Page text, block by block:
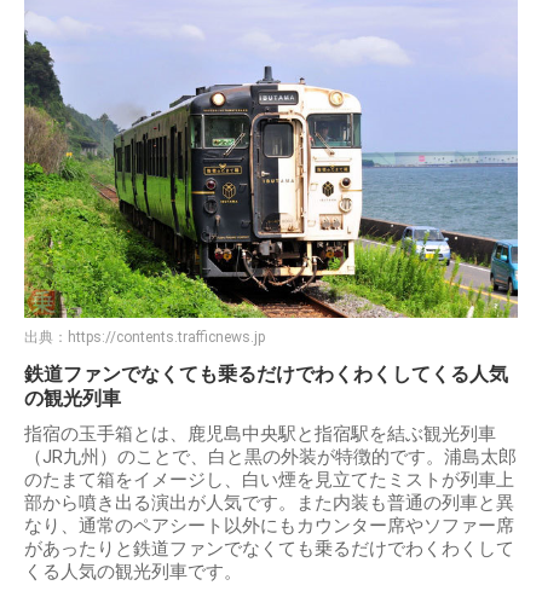
出典： https://contents.trafficnews.jp
鉄道ファンでなくても乗るだけでわくわくしてくる人気
の観光列車
指宿の玉手箱とは、鹿児島中央駅と指宿駅を結ぶ観光列車
（JR九州）のことで、白と黒の外装が特徴的です。浦島太郎
のたまて箱をイメージし、白い煙を見立てたミストが列車上
部から噴き出る演出が人気です。また内装も普通の列車と異
なり、通常のペアシート以外にもカウンター席やソファー席
があったりと鉄道ファンでなくても乗るだけでわくわくして
くる人気の観光列車です。